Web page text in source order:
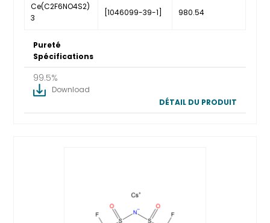
Ce(C2F6NO4S2)
3
[1046099-39-1]
980.54
Pureté
Spécifications
99.5%
Download
DÉTAIL DU PRODUIT